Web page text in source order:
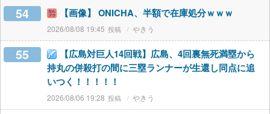
54 【画像】 ONICHA、半額で在庫処分ｗｗｗ
2026/08/08 19:45 やきう
55
【広島対巨人14回戦】広島、4回裏無死満塁から
持丸の併殺打の間に三塁ランナーが生還し同点に追
いつく！！！！！
2026/08/06 19:28 やきう